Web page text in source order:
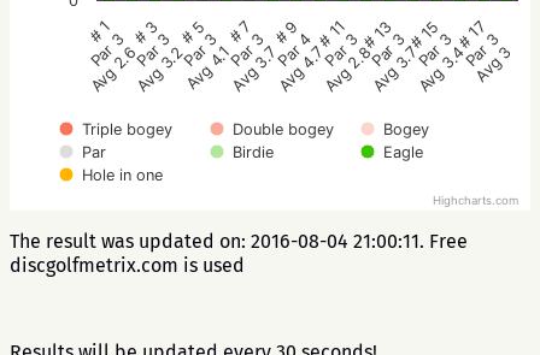
Triple bogey Double bogey
Bogey
Par
Birdie
Eagle
Hole in one
# 1
Par 3
Avg 2.6
# 3
Par 3
Avg 3.2
# 5
Par 3
Avg 4.1
# 7
Par 3
Avg 3.7
# 9
Par 4
Avg 4.7
# 11
Par 3
Avg 2.8
# 13
Par 3
Avg 3.7
# 15
Par 3
Avg 3.4
# 17
Par 3
Avg 3
Highcharts.com
The result was updated on: 2016-08-04 21:00:11. Free
discgolfmetrix.com is used